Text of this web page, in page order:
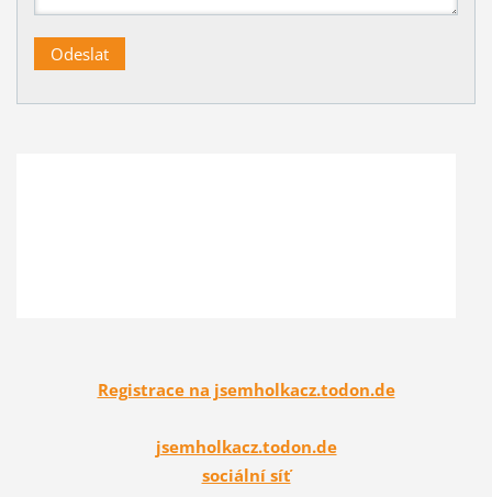
Registrace na jsemholkacz.todon.de
jsemholkacz.todon.de
sociální síť